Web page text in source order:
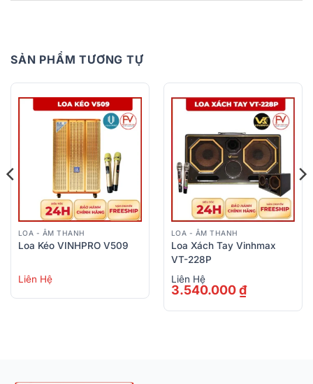
SẢN PHẨM TƯƠNG TỰ
LOA - ÂM THANH
Loa Kéo VINHPRO V509
Liên Hệ
LOA - ÂM THANH
Loa Xách Tay Vinhmax
VT-228P
3.540.000₫
Liên Hệ